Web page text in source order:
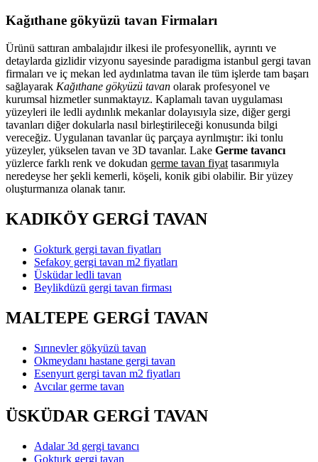
Kağıthane gökyüzü tavan Firmaları
Ürünü sattıran ambalajıdır ilkesi ile profesyonellik, ayrıntı ve
detaylarda gizlidir vizyonu sayesinde paradigma istanbul gergi tavan
firmaları ve iç mekan led aydınlatma tavan ile tüm işlerde tam başarı
sağlayarak Kağıthane gökyüzü tavan olarak profesyonel ve
kurumsal hizmetler sunmaktayız. Kaplamalı tavan uygulaması
yüzeyleri ile ledli aydınlık mekanlar dolayısıyla size, diğer gergi
tavanları diğer dokularla nasıl birleştirileceği konusunda bilgi
vereceğiz. Uygulanan tavanlar üç parçaya ayrılmıştır: iki tonlu
yüzeyler, yükselen tavan ve 3D tavanlar. Lake Germe tavancı
yüzlerce farklı renk ve dokudan germe tavan fiyat tasarımıyla
neredeyse her şekli kemerli, köşeli, konik gibi olabilir. Bir yüzey
oluşturmanıza olanak tanır.
KADIKÖY GERGİ TAVAN
Gokturk gergi tavan fiyatları
Sefakoy gergi tavan m2 fiyatları
Üsküdar ledli tavan
Beylikdüzü gergi tavan firması
MALTEPE GERGİ TAVAN
Sırınevler gökyüzü tavan
Okmeydanı hastane gergi tavan
Esenyurt gergi tavan m2 fiyatları
Avcılar germe tavan
ÜSKÜDAR GERGİ TAVAN
Adalar 3d gergi tavancı
Gokturk gergi tavan